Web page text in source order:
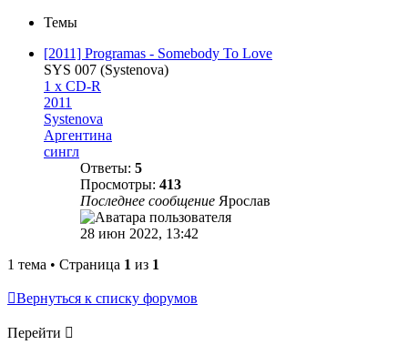
Темы
[2011] Programas ‎- Somebody To Love
SYS 007 (Systenova)
1 x CD-R
2011
Systenova
Аргентина
сингл
Ответы: 5
Просмотры: 413
Последнее сообщение Ярослав
28 июн 2022, 13:42
1 тема • Страница 1 из 1
Вернуться к списку форумов
Перейти